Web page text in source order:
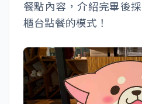
餐點內容，介紹完畢後
櫃台點餐的模式！